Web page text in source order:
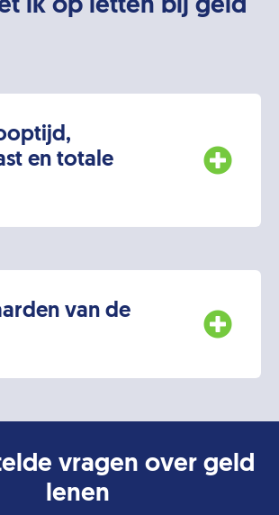
ik op letten bij geld
en totale
van de
vragen over geld
lenen